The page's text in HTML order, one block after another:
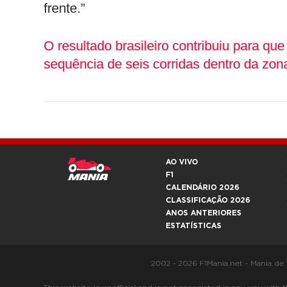
frente.”
O resultado brasileiro contribuiu para
sequência de seis corridas dentro da
AO VIVO
F1
CALENDÁRIO 2026
CLASSIFICAÇÃO 2026
ANOS ANTERIORES
ESTATÍSTICAS
2002 - 2026 F1Mania.net - Mania